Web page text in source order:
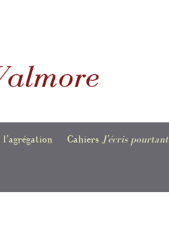
CahiersJ’écris pourtant